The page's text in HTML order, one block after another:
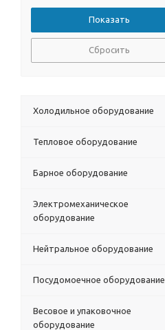
Сбросить
Холодильное оборудование
Тепловое оборудование
Барное оборудование
Электромеханическое
оборудование
Нейтральное оборудование
Посудомоечное оборудование
Весовое и упаковочное
оборудование